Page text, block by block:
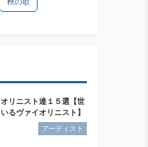
リニスト達１５選【世
るヴァイオリニスト】
アーティスト